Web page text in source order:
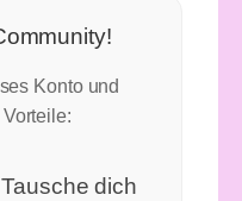
Konto und
Tausche dich